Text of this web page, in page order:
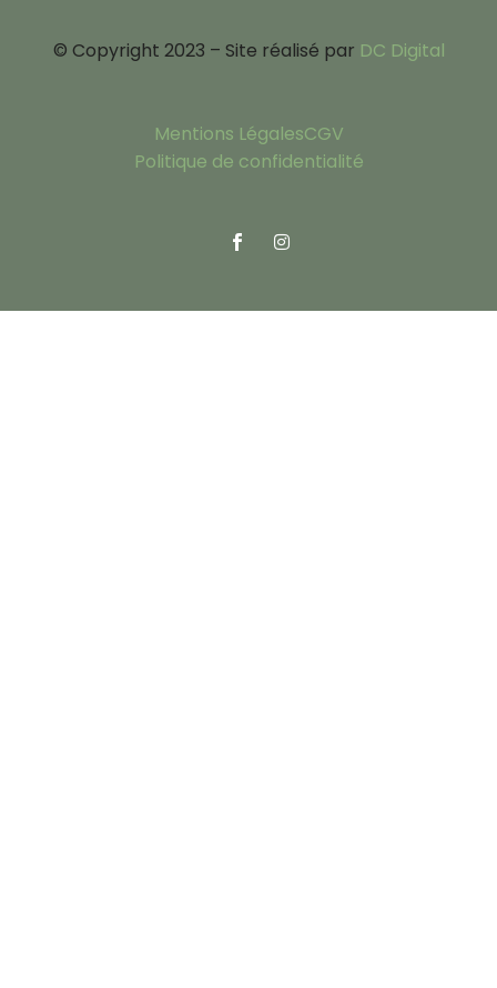
© Copyright 2023 – Site réalisé par DC Digital
Mentions LégalesCGV
Politique de confidentialité